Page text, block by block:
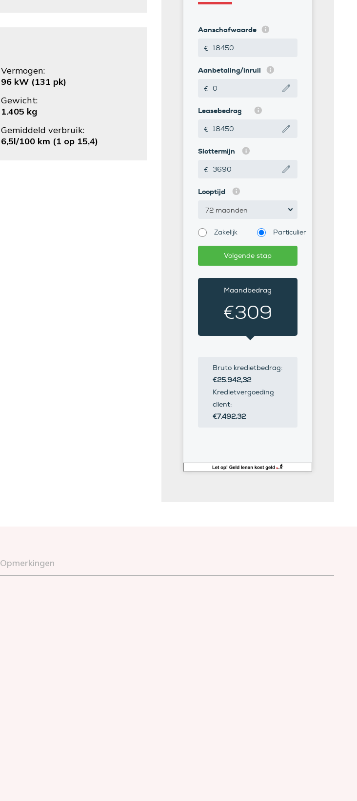
Vermogen:
96 kW (131 pk)
Gewicht:
1.405 kg
Gemiddeld verbruik:
6,5l/100 km (1 op 15,4)
Opmerkingen